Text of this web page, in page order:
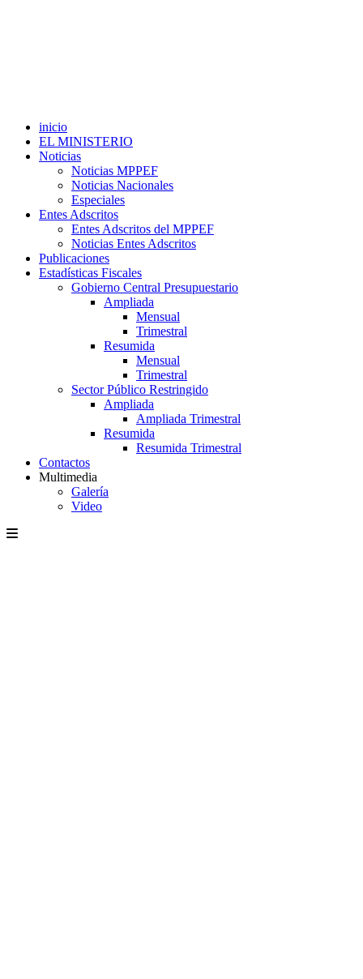
inicio
EL MINISTERIO
Noticias
Noticias MPPEF
Noticias Nacionales
Especiales
Entes Adscritos
Entes Adscritos del MPPEF
Noticias Entes Adscritos
Publicaciones
Estadísticas Fiscales
Gobierno Central Presupuestario
Ampliada
Mensual
Trimestral
Resumida
Mensual
Trimestral
Sector Público Restringido
Ampliada
Ampliada Trimestral
Resumida
Resumida Trimestral
Contactos
Multimedia
Galería
Video